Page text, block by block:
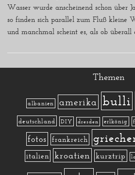
Wasser wurde anscheinend schon über
so finden sich parallel zum Fluß kleine
und manchmal scheint es, als ob
Themen
albanien amerika bulli
deutschland DIY dresden erlkönig
fotos frankreich
italien kroatien kurztrip